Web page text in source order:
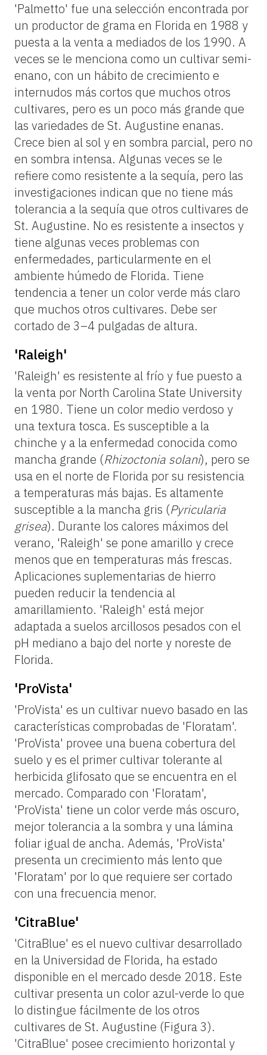
'Palmetto' fue una selección encontrada por
un productor de grama en Florida en 1988 y
puesta a la venta a mediados de los 1990. A
veces se le menciona como un cultivar semi-
enano, con un hábito de crecimiento e
internudos más cortos que muchos otros
cultivares, pero es un poco más grande que
las variedades de St. Augustine enanas.
Crece bien al sol y en sombra parcial, pero no
en sombra intensa. Algunas veces se le
refiere como resistente a la sequía, pero las
investigaciones indican que no tiene más
tolerancia a la sequía que otros cultivares de
St. Augustine. No es resistente a insectos y
tiene algunas veces problemas con
enfermedades, particularmente en el
ambiente húmedo de Florida. Tiene
tendencia a tener un color verde más claro
que muchos otros cultivares. Debe ser
cortado de 3–4 pulgadas de altura.
'Raleigh'
'Raleigh' es resistente al frío y fue puesto a
la venta por North Carolina State University
en 1980. Tiene un color medio verdoso y
una textura tosca. Es susceptible a la
chinche y a la enfermedad conocida como
mancha grande (Rhizoctonia solani), pero se
usa en el norte de Florida por su resistencia
a temperaturas más bajas. Es altamente
susceptible a la mancha gris (Pyricularia
grisea). Durante los calores máximos del
verano, 'Raleigh' se pone amarillo y crece
menos que en temperaturas más frescas.
Aplicaciones suplementarias de hierro
pueden reducir la tendencia al
amarillamiento. 'Raleigh' está mejor
adaptada a suelos arcillosos pesados con el
pH mediano a bajo del norte y noreste de
Florida.
'ProVista'
'ProVista' es un cultivar nuevo basado en las
características comprobadas de 'Floratam'.
'ProVista' provee una buena cobertura del
suelo y es el primer cultivar tolerante al
herbicida glifosato que se encuentra en el
mercado. Comparado con 'Floratam',
'ProVista' tiene un color verde más oscuro,
mejor tolerancia a la sombra y una lámina
foliar igual de ancha. Además, 'ProVista'
presenta un crecimiento más lento que
'Floratam' por lo que requiere ser cortado
con una frecuencia menor.
'CitraBlue'
'CitraBlue' es el nuevo cultivar desarrollado
en la Universidad de Florida, ha estado
disponible en el mercado desde 2018. Este
cultivar presenta un color azul-verde lo que
lo distingue fácilmente de los otros
cultivares de St. Augustine (Figura 3).
'CitraBlue' posee crecimiento horizontal y